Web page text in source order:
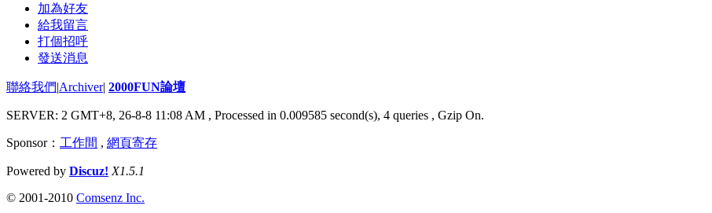
加為好友
給我留言
打個招呼
發送消息
聯絡我們|Archiver| 2000FUN論壇
SERVER: 2 GMT+8, 26-8-8 11:08 AM , Processed in 0.009585 second(s), 4 queries , Gzip On.
Sponsor： 工作間 , 網頁寄存
Powered by Discuz! X1.5.1
© 2001-2010 Comsenz Inc.